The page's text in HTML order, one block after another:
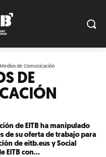
Medios de Comunicación
DE
de EITB ha manipulado
de su oferta de trabajo para
de eitb.eus y Social
EITB con...